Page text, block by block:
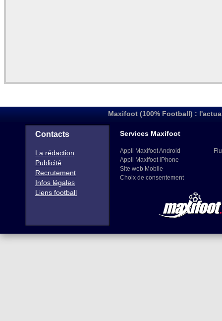
Maxifoot (100% Football) :
Contacts
La rédaction
Publicité
Recrutement
Infos légales
Liens football
Services Maxifoot
Appli Maxifoot Android
Appli Maxifoot iPhone
Site web Mobile
Choix de consentement